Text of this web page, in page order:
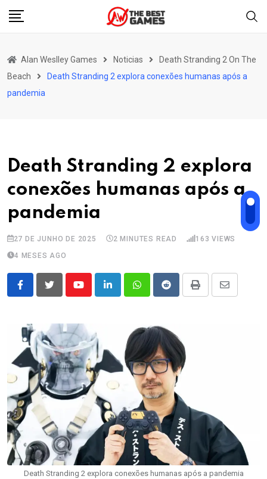
Skip
Alan Weslley Games Noticias
Death Stranding 2 On The
Beach
Death Stranding 2 explora conexões humanas após a
pandemia
Death Stranding 2 explora
conexões humanas após a
pandemia
27 DE JUNHO DE 2025 2 MINUTES READ 163 VIEWS
4 MESES AGO
YoutubeLinkedInWhatsappRedditPrint
Share
Death Stranding 2 explora conexões humanas após a pandemia